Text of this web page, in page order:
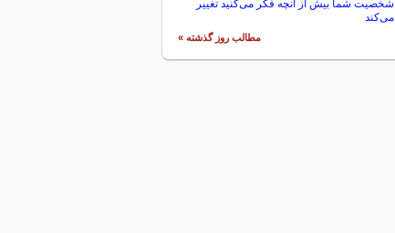
شخصیت شما بیش از آنچه فکر می‌کنید تغییر
می‌کند
مطالب روز گذشته »